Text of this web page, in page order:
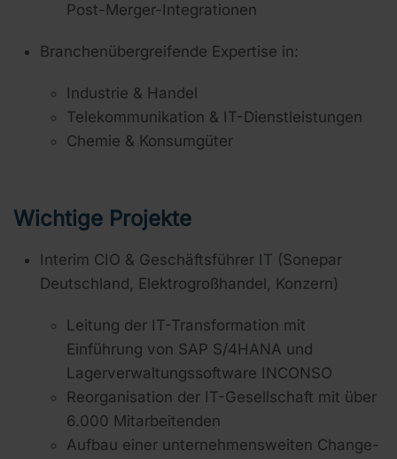
Post-Merger-Integrationen
Branchenübergreifende Expertise in:
Industrie & Handel
Telekommunikation & IT-Dienstleistungen
Chemie & Konsumgüter
Wichtige Projekte
Interim CIO & Geschäftsführer IT (Sonepar
Deutschland, Elektrogroßhandel, Konzern)
Leitung der IT-Transformation mit
Einführung von SAP S/4HANA und
Lagerverwaltungssoftware INCONSO
Reorganisation der IT-Gesellschaft mit über
6.000 Mitarbeitenden
Aufbau einer unternehmensweiten Change-